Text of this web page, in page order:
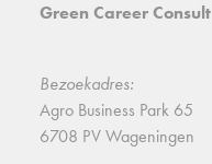
Green Career Consult
Bezoekadres:
Agro Business Park 65
6708 PV Wageningen